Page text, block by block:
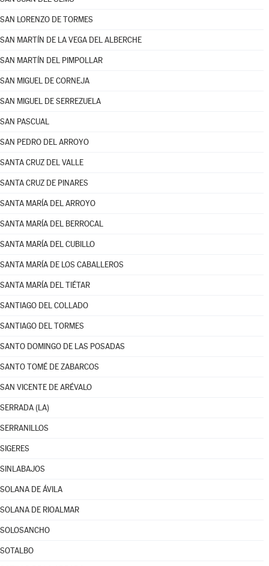
SAN LORENZO DE TORMES
SAN MARTÍN DE LA VEGA DEL ALBERCHE
SAN MARTÍN DEL PIMPOLLAR
SAN MIGUEL DE CORNEJA
SAN MIGUEL DE SERREZUELA
SAN PASCUAL
SAN PEDRO DEL ARROYO
SANTA CRUZ DEL VALLE
SANTA CRUZ DE PINARES
SANTA MARÍA DEL ARROYO
SANTA MARÍA DEL BERROCAL
SANTA MARÍA DEL CUBILLO
SANTA MARÍA DE LOS CABALLEROS
SANTA MARÍA DEL TIÉTAR
SANTIAGO DEL COLLADO
SANTIAGO DEL TORMES
SANTO DOMINGO DE LAS POSADAS
SANTO TOMÉ DE ZABARCOS
SAN VICENTE DE ARÉVALO
SERRADA (LA)
SERRANILLOS
SIGERES
SINLABAJOS
SOLANA DE ÁVILA
SOLANA DE RIOALMAR
SOLOSANCHO
SOTALBO